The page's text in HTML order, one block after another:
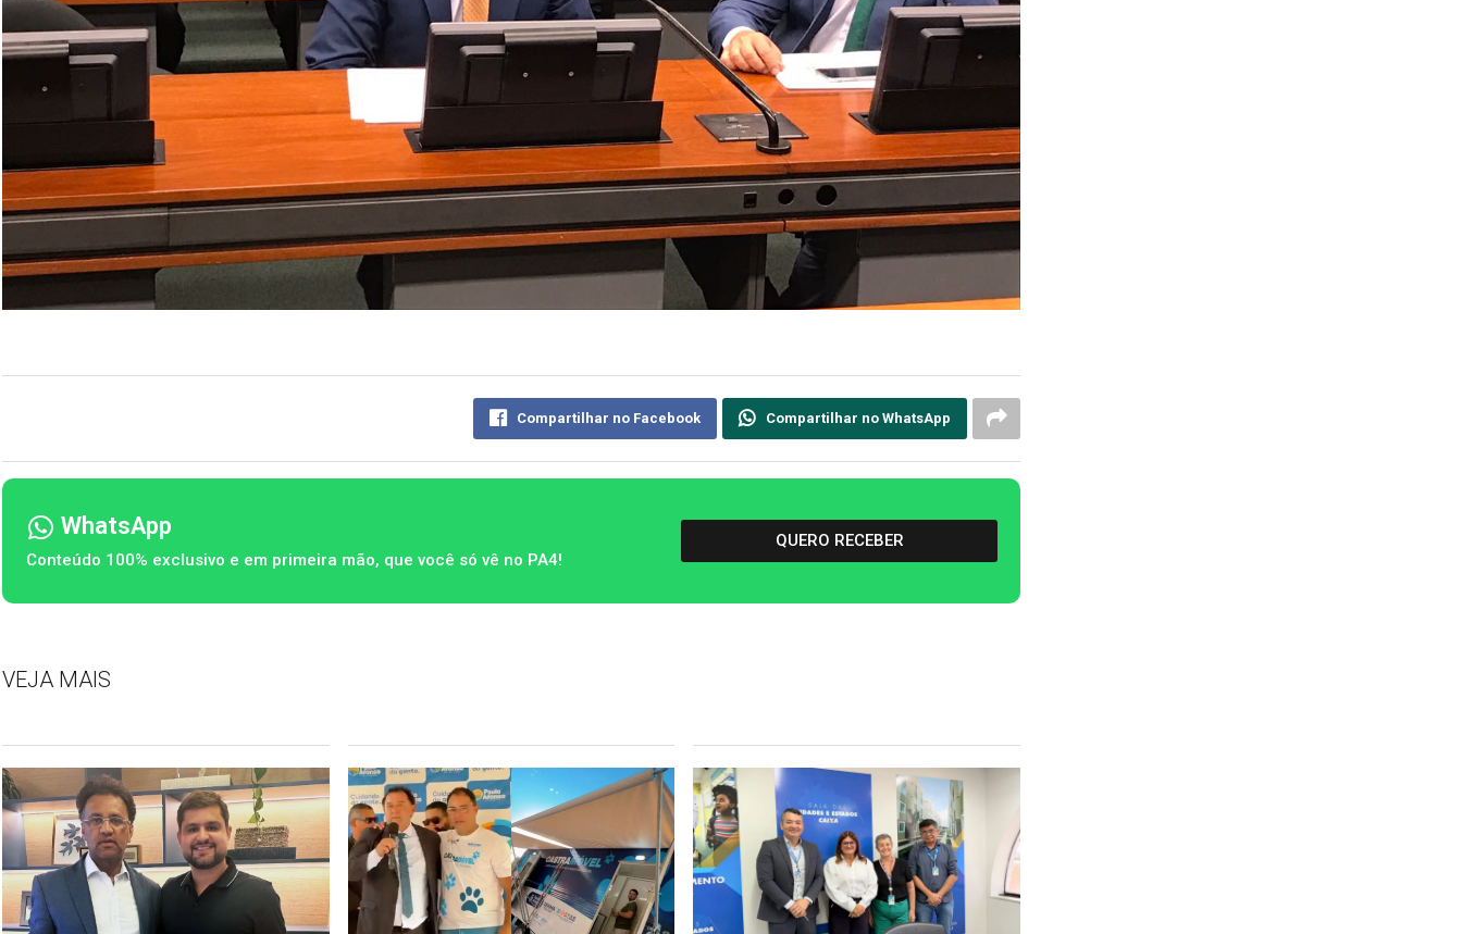
Compartilhar no Facebook Compartilhar no WhatsApp
WhatsApp
Conteúdo 100% exclusivo e em primeira mão, que você só vê no PA4!
QUERO RECEBER
VEJA MAIS